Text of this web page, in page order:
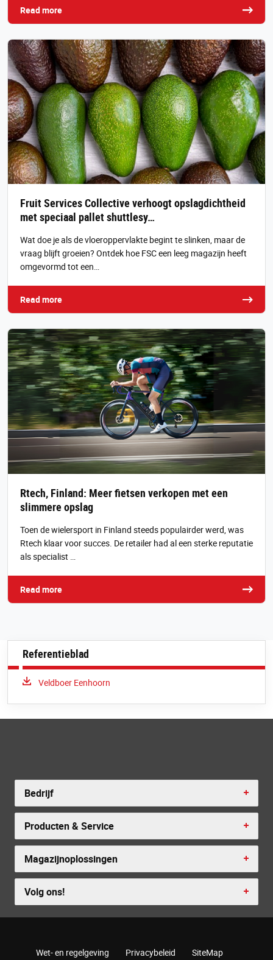
Read more
Fruit Services Collective verhoogt opslagdichtheid
met speciaal pallet shuttlesy…
Wat doe je als de vloeroppervlakte begint te slinken, maar de
vraag blijft groeien? Ontdek hoe FSC een leeg magazijn heeft
omgevormd tot een…
Read more
Rtech, Finland: Meer fietsen verkopen met een
slimmere opslag
Toen de wielersport in Finland steeds populairder werd, was
Rtech klaar voor succes. De retailer had al een sterke reputatie
als specialist …
Read more
Referentieblad
Download:
Veldboer Eenhoorn
Bedrijf
Producten & Service
Magazijnoplossingen
Volg ons!
Wet- en regelgeving Privacybeleid SiteMap